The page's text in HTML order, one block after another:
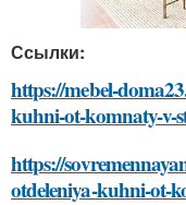
Ссылки:
https://mebel-
kuhni-ot-komnaty-v-
https://
otdeleniya-kuhni-ot-